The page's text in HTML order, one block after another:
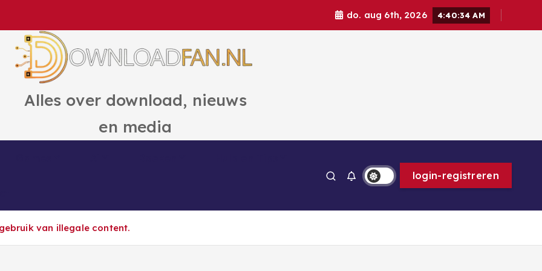
do. aug 6th, 2026 4:40:35 AM
Alles over download, nieuws
en media
login-registreren
van illegale content.